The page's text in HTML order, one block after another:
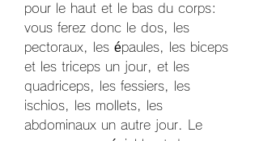
pour le haut et le bas du corps:
vous ferez donc le dos, les
pectoraux, les épaules, les biceps
et les triceps un jour, et les
quadriceps, les fessiers, les
ischios, les mollets, les
abdominaux un autre jour. Le